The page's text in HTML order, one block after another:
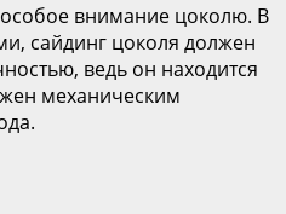
особое внимание цоколю. В
сайдинг цоколя должен
ведь он находится
механическим